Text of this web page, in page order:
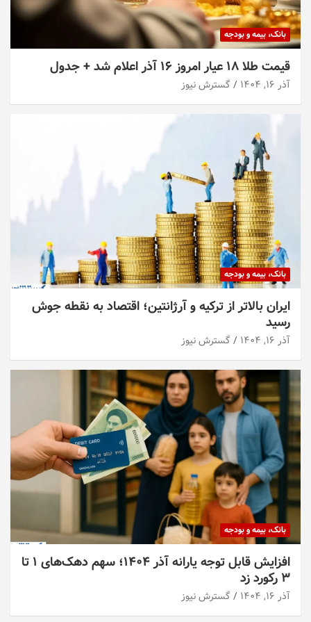
بانک، بیمه و بودجه
قیمت طلا ۱۸ عیار امروز ۱۶ آذر اعلام شد + جدول
آذر ۱۶, ۱۴۰۴ گسترش نیوز
بانک، بیمه و بودجه
ایران بالاتر از ترکیه و آرژانتین؛ اقتصاد به نقطه جوش
رسید
آذر ۱۶, ۱۴۰۴ گسترش نیوز
بانک، بیمه و بودجه
افزایش قابل توجه یارانه آذر ۱۴۰۴؛ سهم دهک‌های ۱ تا
۳ رکورد زد
آذر ۱۶, ۱۴۰۴ گسترش نیوز